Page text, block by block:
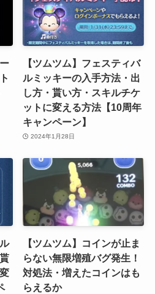
【ツムツム】フェスティバ
ルミッキーの入手方法・出
し方・貰い方・スキルチケ
ットに変える方法【10周年
キャンペーン】
2024年1月28日
【ツムツム】コインが止ま
らない無限増殖バグ発生！
対処法・増えたコインはも
らえるか